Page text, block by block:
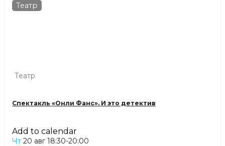
Театр
Театр
Спектакль «Онли Фанс». И это детектив
Add to calendar
Чт 20 авг 18:30-20:00